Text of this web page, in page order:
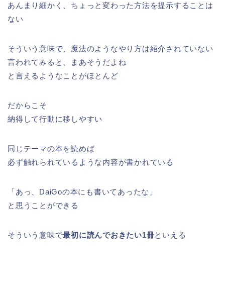
あんまり細かく、ちょっと変わった方法を提示することは
ない
そういう意味で、魔法のようなやり方は紹介されていない
言われてみると、まあそうだよね
と言えるようなことがほとんど
だからこそ
納得して行動に移しやすい
同じテーマの本を読めば
必ず触れられているような内容が書かれている
「あっ、DaiGoの本にも書いてあったな」
と思うことができる
そういう意味で最初に読んでおきたい1冊といえる